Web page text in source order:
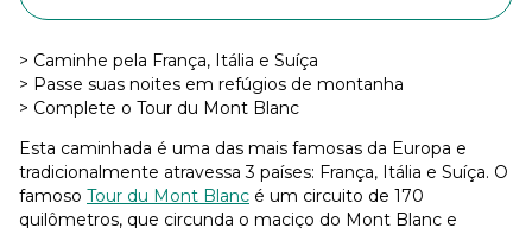
> Caminhe pela França, Itália e Suíça
> Passe suas noites em refúgios de montanha
> Complete o Tour du Mont Blanc
Esta caminhada é uma das mais famosas da Europa e
tradicionalmente atravessa 3 países: França, Itália e Suíça. O
famoso Tour du Mont Blanc é um circuito de 170
quilômetros, que circunda o maciço do Mont Blanc e